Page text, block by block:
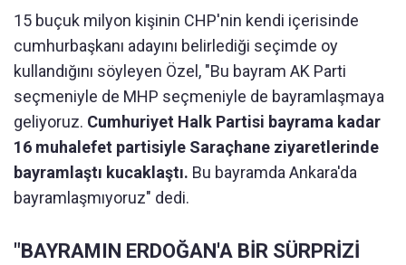
15 buçuk milyon kişinin CHP'nin kendi içerisinde
cumhurbaşkanı adayını belirlediği seçimde oy
kullandığını söyleyen Özel, "Bu bayram AK Parti
seçmeniyle de MHP seçmeniyle de bayramlaşmaya
geliyoruz. Cumhuriyet Halk Partisi bayrama kadar
16 muhalefet partisiyle Saraçhane ziyaretlerinde
bayramlaştı kucaklaştı. Bu bayramda Ankara'da
bayramlaşmıyoruz" dedi.
"BAYRAMIN ERDOĞAN'A BİR SÜRPRİZİ